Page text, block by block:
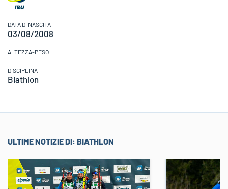
DATA DI NASCITA
03/08/2008
ALTEZZA-PESO
DISCIPLINA
Biathlon
ULTIME NOTIZIE DI: BIATHLON